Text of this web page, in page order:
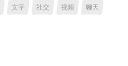
文字 社交 视频 聊天